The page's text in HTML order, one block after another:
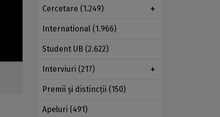
Cercetare (1.249)
International (1.966)
Student UB (2.622)
Interviuri (217)
Premii şi distincţii (150)
Apeluri (491)